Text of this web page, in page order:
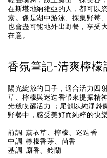
在斯堪地納維亞的人，都可以
索。像是湖中游泳、採集野莓
也會盡可能地外出野餐，享受
在意。
香氛筆記-清爽檸檬
陽光綻放的日子，適合活力四
草、檸檬與迷迭香帶來提振精
光般喚醒活力 ；尾韻以純淨鈴
野餐中，感受美好而純粹的快樂
前調: 薰⾐草、檸檬、迷迭⾹
中調: 檸檬⾹茅、茴⾹
基調: 麝⾹、鈴蘭